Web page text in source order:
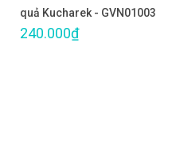
quả Kucharek - GVN01003
240.000₫